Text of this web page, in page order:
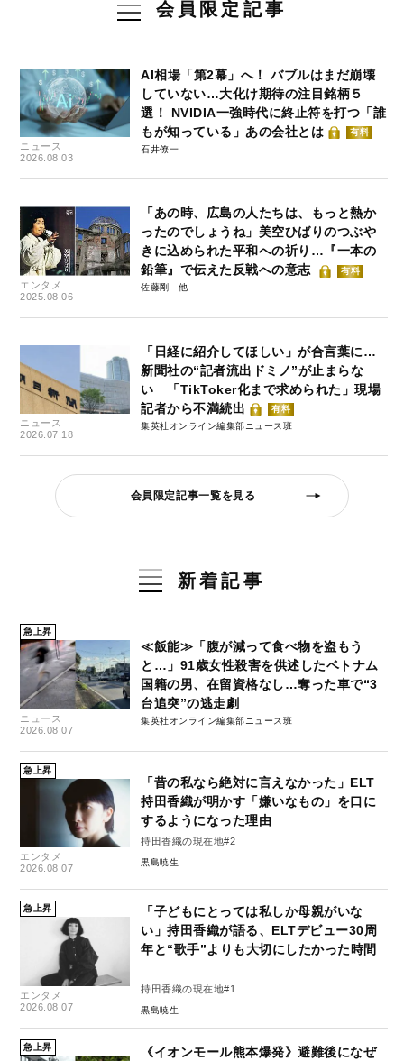
会員限定記事
ニュース
2026.08.03
AI相場「第2幕」へ！ バブルはまだ崩壊
していない…大化け期待の注目銘柄５
選！ NVIDIA一強時代に終止符を打つ「誰
もが知っている」あの会社とは
有料
石井僚一
エンタメ
2025.08.06
「あの時、広島の人たちは、もっと熱か
ったのでしょうね」美空ひばりのつぶや
きに込められた平和への祈り…『一本の
鉛筆』で伝えた反戦への意志
有料
佐藤剛
ニュース
2026.07.18
「日経に紹介してほしい」が合言葉に…
新聞社の“記者流出ドミノ”が止まらな
い 「TikToker化まで求められた」現場
記者から不満続出
有料
集英社オンライン編集部ニュース班
会員限定記事一覧を見る
新着記事
急上昇
ニュース
2026.08.07
≪飯能≫「腹が減って食べ物を盗もう
と…」91歳女性殺害を供述したベトナム
国籍の男、在留資格なし…奪った車で“3
台追突”の逃走劇
集英社オンライン編集部ニュース班
急上昇
エンタメ
2026.08.07
「昔の私なら絶対に言えなかった」ELT
持田香織が明かす「嫌いなもの」を口に
するようになった理由
持田香織の現在地#2
黒島暁生
急上昇
エンタメ
2026.08.07
「子どもにとっては私しか母親がいな
い」持田香織が語る、ELTデビュー30周
年と“歌手”よりも大切にしたかった時間
持田香織の現在地#1
黒島暁生
急上昇
《イオンモール熊本爆発》避難後になぜ